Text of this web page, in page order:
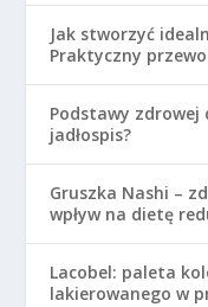
Jak stworzyć
Praktyczny
Podstawy zdrowej
jadłospis?
Gruszka Nashi –
wpływ na dietę
Lacobel: paleta
lakierowanego w